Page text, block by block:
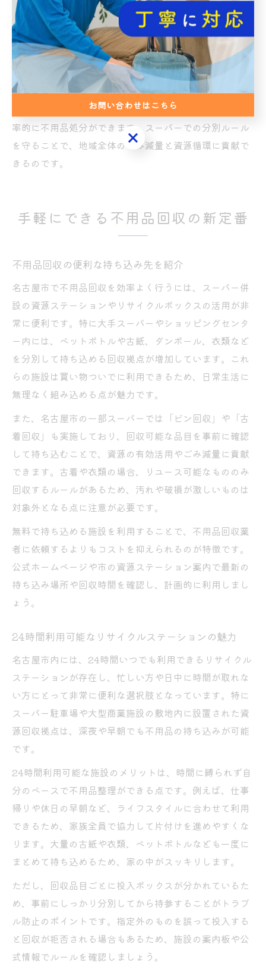
ボトルはキャップとラベルを外し、軽くすすいでから出
すのが基本です。衣類は濡れていたり、カビが生えてい
たりすると回収できない場合があるので注意が必要で
す。
「名古屋市 リサイクルステーション 場所」のように、最
寄りの資源回収拠点を事前に調べておくと、無駄なく効
率的に不用品処分ができます。スーパーでの分別ルール
を守ることで、地域全体のごみ減量と資源循環に貢献で
きるのです。
手軽にできる不用品回収の新定番
不用品回収の便利な持ち込み先を紹介
名古屋市で不用品回収を効率よく行うには、スーパー併
設の資源ステーションやリサイクルボックスの活用が非
常に便利です。特に大手スーパーやショッピングセンタ
ー内には、ペットボトルや古紙、ダンボール、衣類など
を分別して持ち込める回収拠点が増加しています。これ
らの施設は買い物ついでに利用できるため、日常生活に
無理なく組み込める点が魅力です。
また、名古屋市の一部スーパーでは「ビン回収」や「古
着回収」も実施しており、回収可能な品目を事前に確認
して持ち込むことで、資源の有効活用やごみ減量に貢献
できます。古着や衣類の場合、リユース可能なもののみ
回収するルールがあるため、汚れや破損が激しいものは
対象外となる点に注意が必要です。
無料で持ち込める施設を利用することで、不用品回収業
者に依頼するよりもコストを抑えられるのが特徴です。
公式ホームページや市の資源ステーション案内で最新の
持ち込み場所や回収時間を確認し、計画的に利用しまし
ょう。
24時間利用可能なリサイクルステーションの魅力
名古屋市内には、24時間いつでも利用できるリサイクル
ステーションが存在し、忙しい方や日中に時間が取れな
い方にとって非常に便利な選択肢となっています。特に
スーパー駐車場や大型商業施設の敷地内に設置された資
源回収拠点は、深夜や早朝でも不用品の持ち込みが可能
です。
24時間利用可能な施設のメリットは、時間に縛られず自
分のペースで不用品整理ができる点です。例えば、仕事
帰りや休日の早朝など、ライフスタイルに合わせて利用
できるため、家族全員で協力して片付けを進めやすくな
ります。大量の古紙や衣類、ペットボトルなども一度に
まとめて持ち込めるため、家の中がスッキリします。
ただし、回収品目ごとに投入ボックスが分かれているた
め、事前にしっかり分別してから持参することがトラブ
ル防止のポイントです。指定外のものを誤って投入する
と回収が拒否される場合もあるため、施設の案内板や公
式情報でルールを確認しましょう。
お問い合わせはこちら
お問い合わせはこちら